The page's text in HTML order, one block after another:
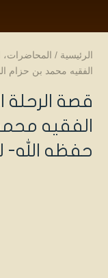
الرئيسية / المحاضرات،
الفقيه محمد بن حزام
قصة الرحلة
الفقيه
حفظه الله-